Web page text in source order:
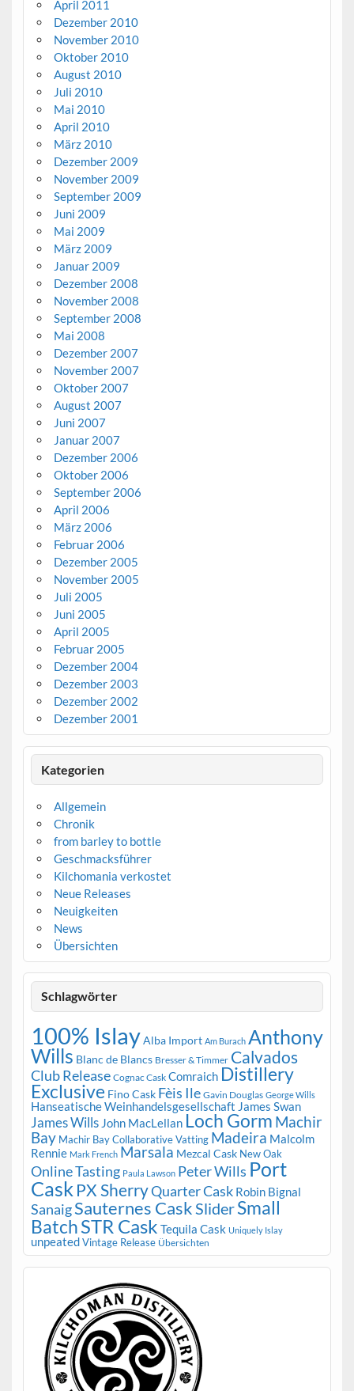
April 2011
Dezember 2010
November 2010
Oktober 2010
August 2010
Juli 2010
Mai 2010
April 2010
März 2010
Dezember 2009
November 2009
September 2009
Juni 2009
Mai 2009
März 2009
Januar 2009
Dezember 2008
November 2008
September 2008
Mai 2008
Dezember 2007
November 2007
Oktober 2007
August 2007
Juni 2007
Januar 2007
Dezember 2006
Oktober 2006
September 2006
April 2006
März 2006
Februar 2006
Dezember 2005
November 2005
Juli 2005
Juni 2005
April 2005
Februar 2005
Dezember 2004
Dezember 2003
Dezember 2002
Dezember 2001
Kategorien
Allgemein
Chronik
from barley to bottle
Geschmacksführer
Kilchomania verkostet
Neue Releases
Neuigkeiten
News
Übersichten
Schlagwörter
100% IslayAlba Import Am Burach Anthony
Wills Blanc de Blancs Bresser & Timmer Calvados
Club Release Cognac Cask Comraich Distillery
Exclusive Fino Cask Fèis Ile Gavin Douglas George Wills
Hanseatische Weinhandelsgesellschaft James Swan
James Wills John MacLellan Loch Gorm Machir
Bay Machir Bay Collaborative Vatting Madeira Malcolm
Rennie Mark French Marsala Mezcal Cask New Oak
Online Tasting Paula Lawson Peter Wills Port
Cask PX SherryQuarter Cask Robin Bignal
SanaigSauternes CaskSliderSmall
BatchSTR Cask Tequila Cask Uniquely Islay
unpeatedVintage Release Übersichten